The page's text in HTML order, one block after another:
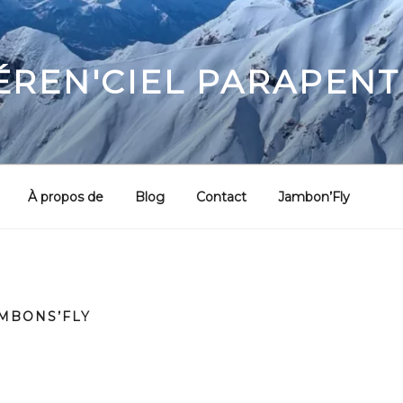
À propos de Blog Contact Jambon’Fly